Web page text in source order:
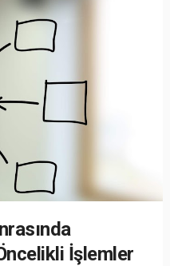
İşlemler